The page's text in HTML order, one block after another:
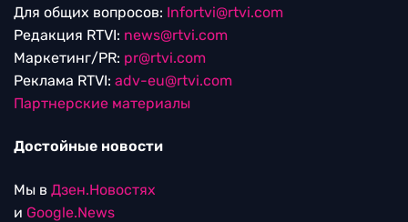
Для общих вопросов: Infortvi@rtvi.com
Редакция RTVI: news@rtvi.com
Маркетинг/PR: pr@rtvi.com
Реклама RTVI: adv-eu@rtvi.com
Партнерские материалы
Достойные новости
Мы в Дзен.Новостях
и Google.News